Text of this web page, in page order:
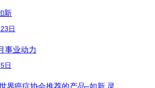
新
日
事业动力
日
界癌症协会推荐的产品–如新 灵